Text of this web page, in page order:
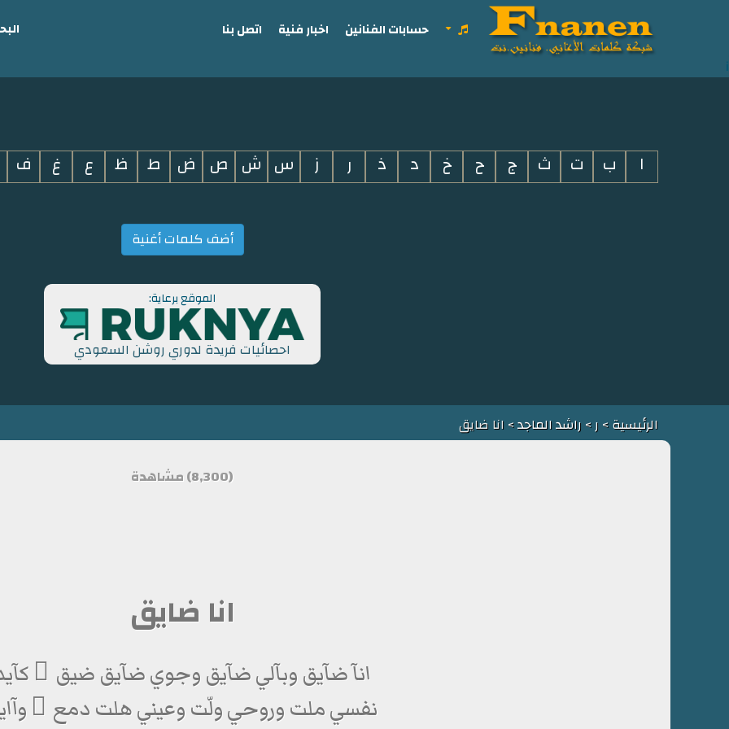
i
حسابات الفنانين اخبار فنية اتصل بنا
ا ب ت ث ج ح خ د ذ ر ز س ش ص ض ط ظ ع غ ف
أضف كلمات أغنية
الموقع برعاية:
احصائيات فريدة لدوري روشن السعودي
الرئيسية> ر> راشد الماجد> انا ضايق
(8,300) مشاهدة
انا ضايق
انآ ضآيق وبآلي ضآيق وجوي ضآيق ضيق
نفسي ملت وروحي ولّت وعيني هلت دمع